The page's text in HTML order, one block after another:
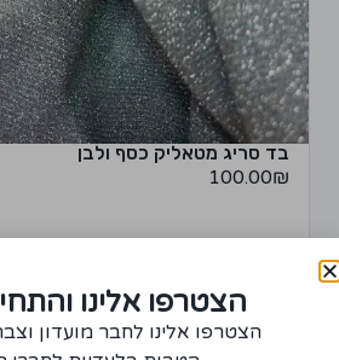
בד סריג מטאליק כסף ולבן
100.00₪
+
רכישת יחידה ממוצר זה תצברו 5 נקודות!
הצטרפו אלינו
הצטרפו אלינו לחבר מועדון